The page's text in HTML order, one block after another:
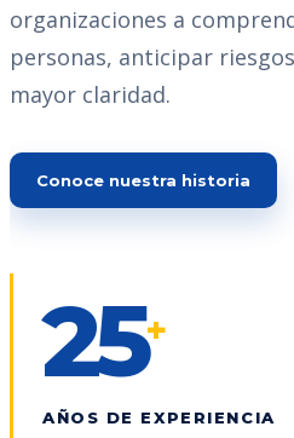
organizaciones a
personas, anticipar
mayor claridad.
Conoce nuestra historia
25+
AÑOS DE EXPERIENCIA